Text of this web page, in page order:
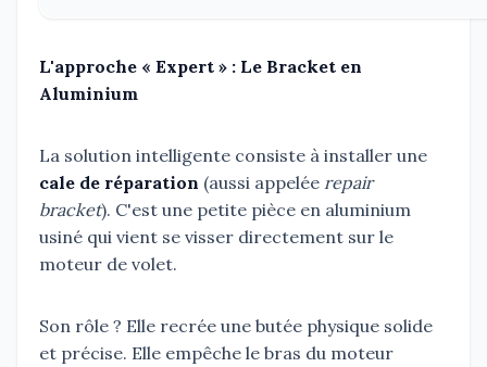
L'approche « Expert » : Le Bracket en
Aluminium
La solution intelligente consiste à installer une
cale de réparation (aussi appelée repair
bracket). C'est une petite pièce en aluminium
usiné qui vient se visser directement sur le
moteur de volet.
Son rôle ? Elle recrée une butée physique solide
et précise. Elle empêche le bras du moteur